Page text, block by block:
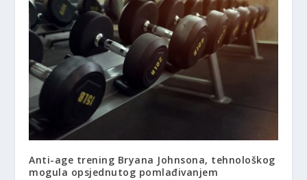
Anti-age trening Bryana Johnsona, tehnološkog
mogula opsjednutog pomlađivanjem